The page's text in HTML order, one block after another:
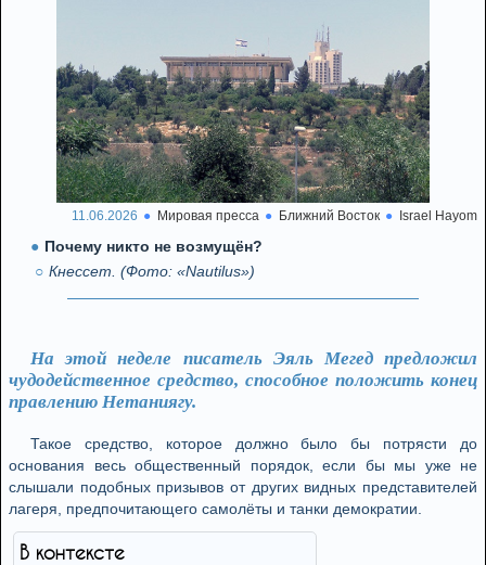
11.06.2026 Мировая пресса Ближний Восток Israel Hayom
Почему никто не возмущён?
Кнессет. (Фото: «Nautilus»)
На этой неделе писатель Эяль Мегед предложил
чудодейственное средство, способное положить конец
правлению Нетаниягу.
Такое средство, которое должно было бы потрясти до
основания весь общественный порядок, если бы мы уже не
слышали подобных призывов от других видных представителей
лагеря, предпочитающего самолёты и танки демократии.
В контексте